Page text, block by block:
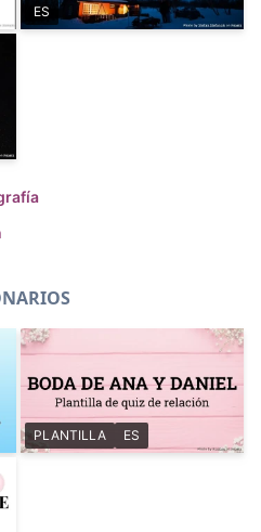
ES
PLANTILLA ES